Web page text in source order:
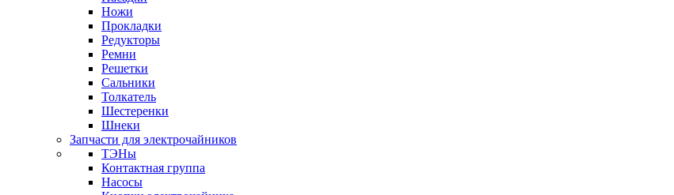
Ножи
Прокладки
Редукторы
Ремни
Решетки
Сальники
Толкатель
Шестеренки
Шнеки
Запчасти для электрочайников
ТЭНы
Контактная группа
Насосы